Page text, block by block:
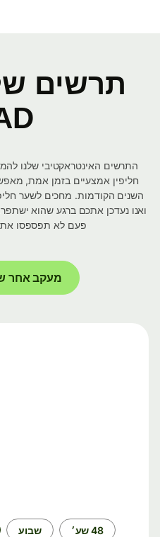
השנים הקודמות. מחכים לשער
ואנו נעדכן אתכם ברגע שהוא ישתפר.
פעם לא תפספסו את
מעקב אחר
48 שע׳ שבוע